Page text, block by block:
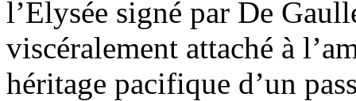
l’Elysée signé par De
viscéralement attaché à
héritage pacifique d’un